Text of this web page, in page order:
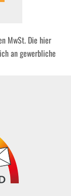
MwSt. Die hier
an gewerbliche